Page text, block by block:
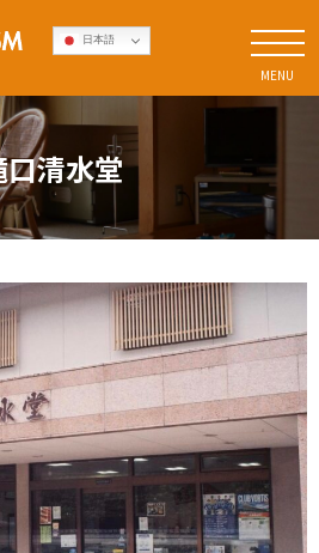
MENU
口清水堂
日本語